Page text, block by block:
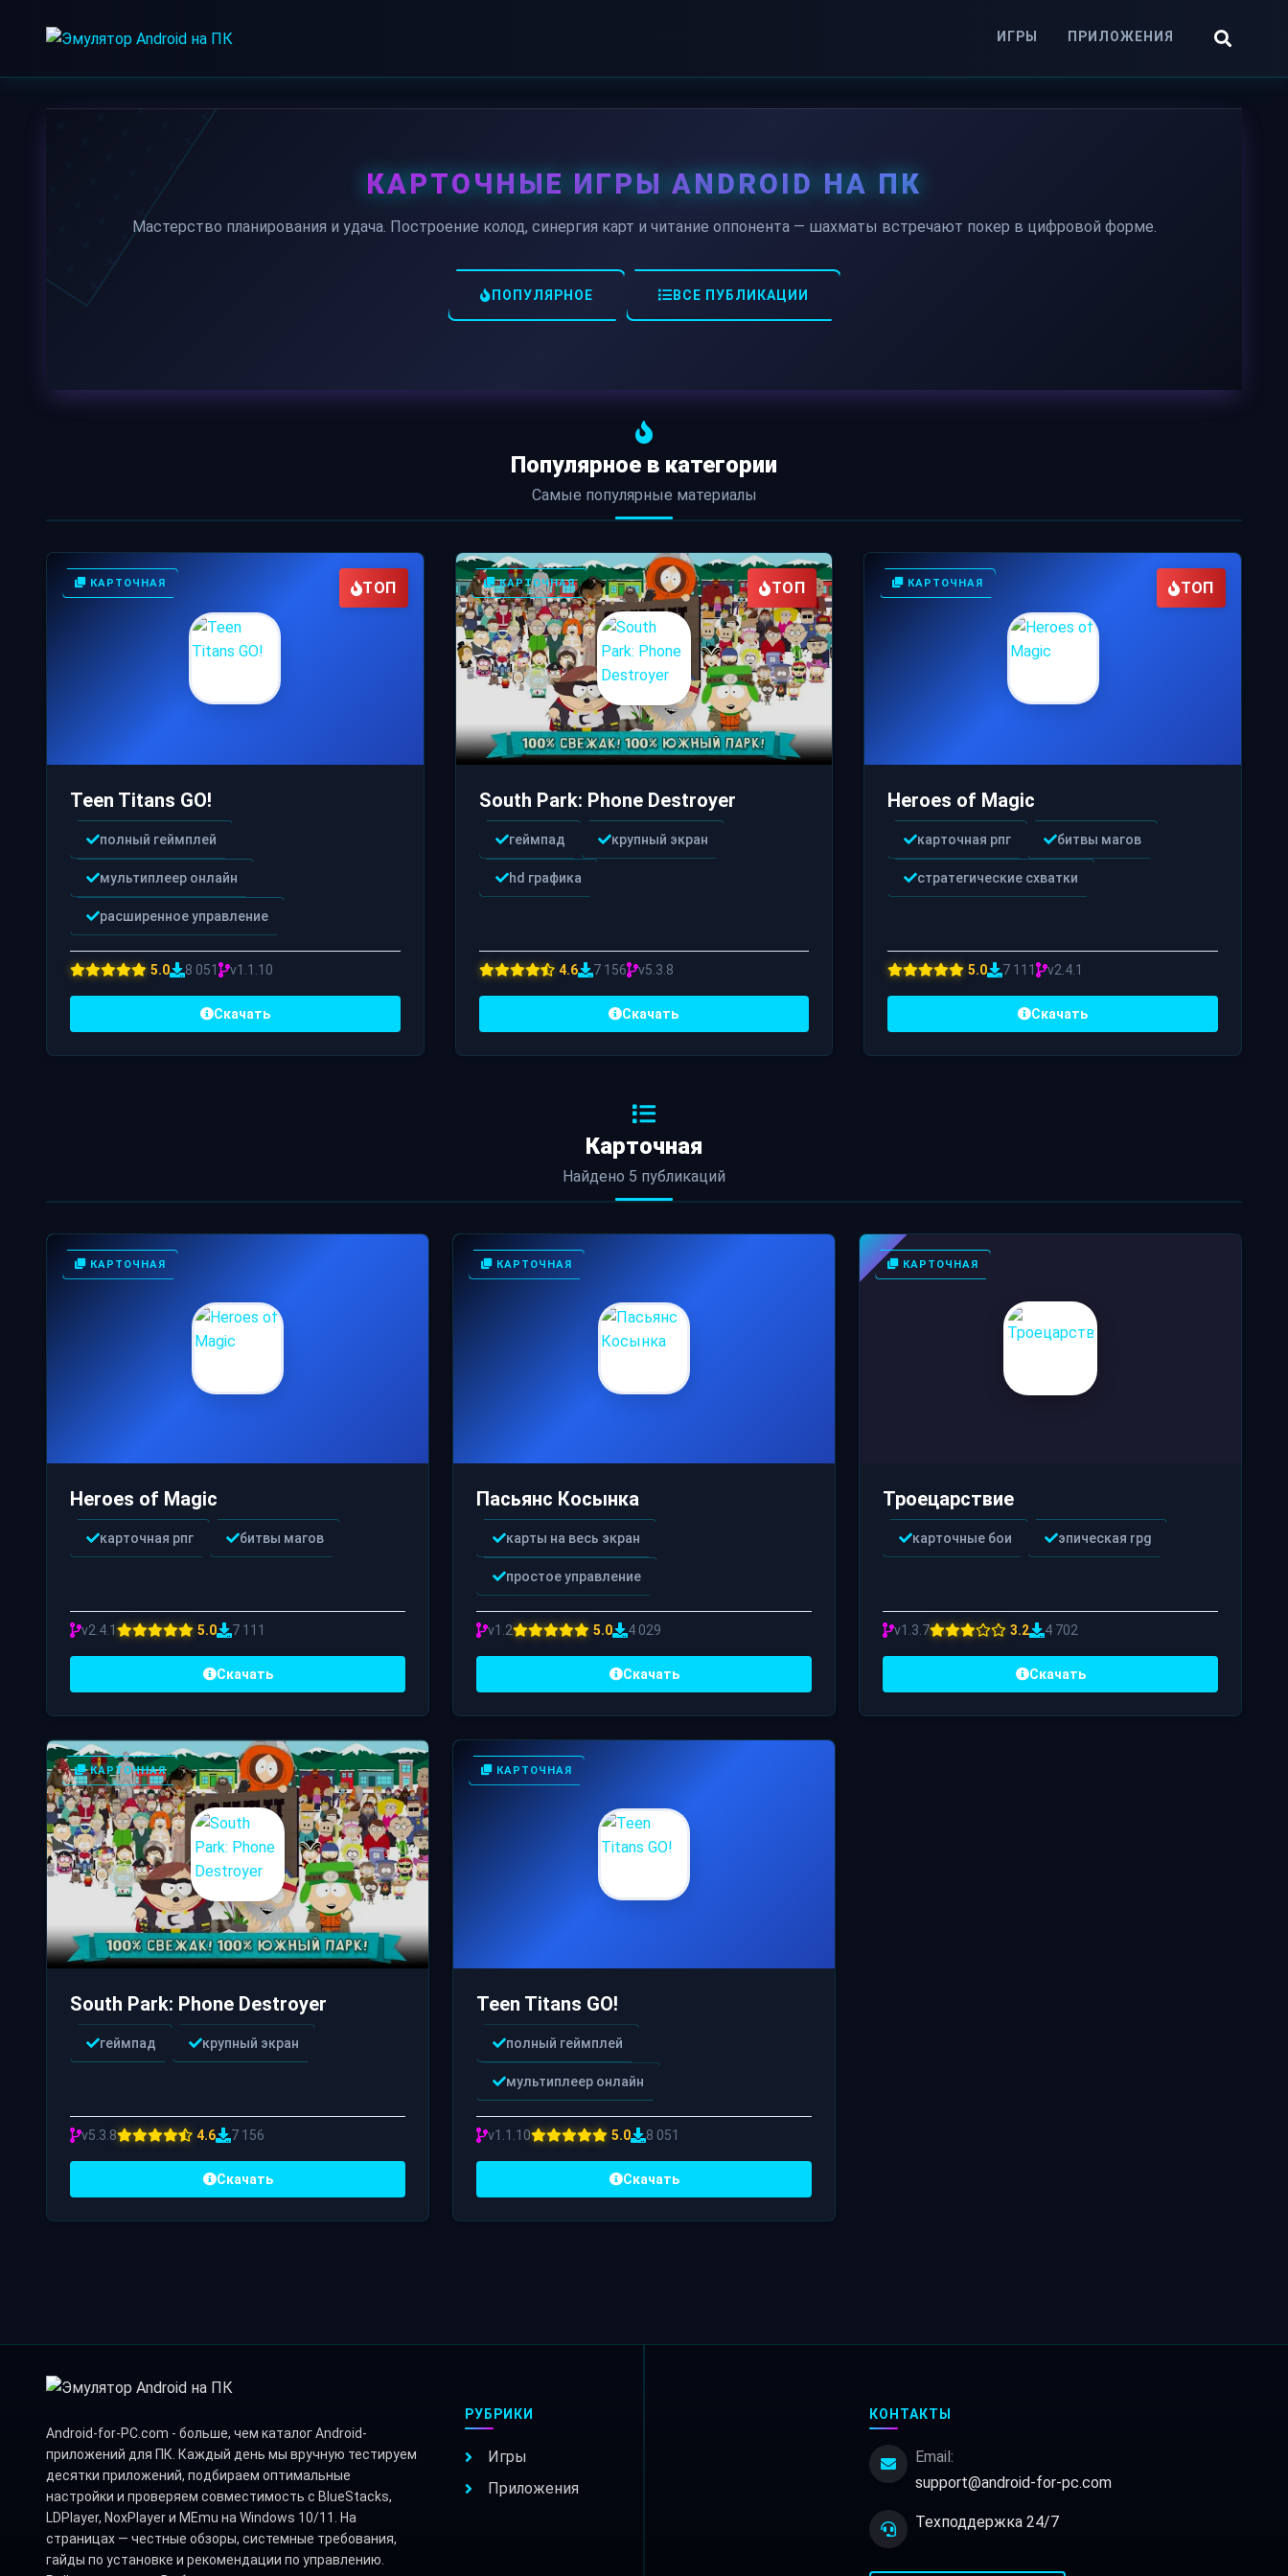
ИГРЫ ПРИЛОЖЕНИЯ
КАРТОЧНЫЕ ИГРЫ ANDROID НА ПК
Мастерство планирования и удача. Построение колод, синергия карт и читание оппонента — шахматы встречают покер в цифровой форме.
ПОПУЛЯРНОЕ ВСЕ ПУБЛИКАЦИИ
Популярное в категории
Самые популярные материалы
КАРТОЧНАЯ ТОП
Teen Titans GO!
полный геймплей
мультиплеер онлайн
расширенное управление
5.0 8 051 v1.1.10
Скачать
КАРТОЧНАЯ ТОП
South Park: Phone Destroyer
геймпад крупный экран
hd графика
4.6 7 156 v5.3.8
Скачать
КАРТОЧНАЯ ТОП
Heroes of Magic
карточная рпг битвы магов
стратегические схватки
5.0 7 111 v2.4.1
Скачать
Карточная
Найдено 5 публикаций
КАРТОЧНАЯ
Heroes of Magic
карточная рпг битвы магов
v2.4.1 5.0 7 111
Скачать
КАРТОЧНАЯ
Пасьянс Косынка
карты на весь экран
простое управление
v1.2 5.0 4 029
Скачать
КАРТОЧНАЯ
Троецарствие
карточные бои эпическая rpg
v1.3.7 3.2 4 702
Скачать
КАРТОЧНАЯ
South Park: Phone Destroyer
геймпад крупный экран
v5.3.8 4.6 7 156
Скачать
КАРТОЧНАЯ
Teen Titans GO!
полный геймплей
мультиплеер онлайн
v1.1.10 5.0 8 051
Скачать
Android-for-PC.com - больше, чем каталог Android-
приложений для ПК. Каждый день мы вручную тестируем
десятки приложений, подбираем оптимальные
настройки и проверяем совместимость с BlueStacks,
LDPlayer, NoxPlayer и MEmu на Windows 10/11. На
страницах — честные обзоры, системные требования,
гайды по установке и рекомендации по управлению.
РУБРИКИ
Игры
Приложения
КОНТАКТЫ
Email:
support@android-for-pc.com
Техподдержка 24/7